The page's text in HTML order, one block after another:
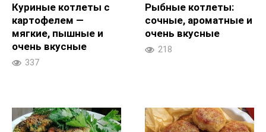
Куриные котлеты с
картофелем —
мягкие, пышные и
очень вкусные
337
Рыбные котлеты:
сочные, ароматные и
очень вкусные
218